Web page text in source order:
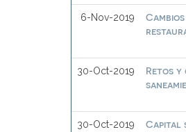
6-Nov-2019
30-Oct-2019
Retos y
30-Oct-2019 Capital